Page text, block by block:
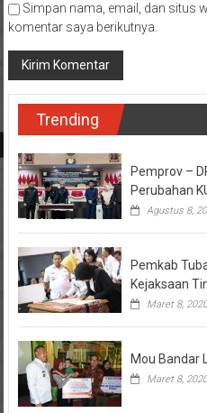
Simpan nama, email, dan situs
komentar saya berikutnya.
Trending
Pemprov –
Perubahan
Agustus 8,
Pemkab
Kejaksaan
Maret 8, 2020
Mou Bandar
Maret 8, 2020